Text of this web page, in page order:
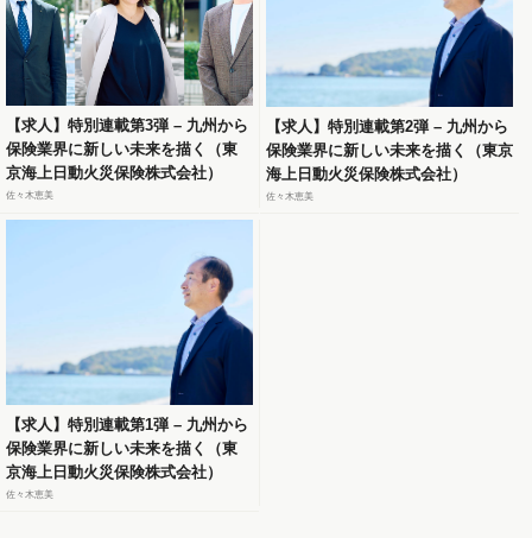
【求人】特別連載第3弾 – 九州から
保険業界に新しい未来を描く（東
京海上日動火災保険株式会社）
佐々木恵美
【求人】特別連載第2弾 – 九州から
保険業界に新しい未来を描く（東京
海上日動火災保険株式会社）
佐々木恵美
【求人】特別連載第1弾 – 九州から
保険業界に新しい未来を描く（東
京海上日動火災保険株式会社）
佐々木恵美